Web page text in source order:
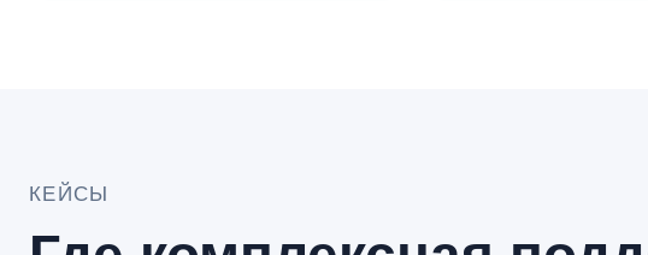
КЕЙСЫ